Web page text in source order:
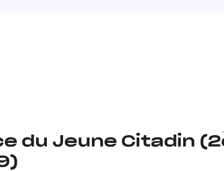
du Jeune Citadin